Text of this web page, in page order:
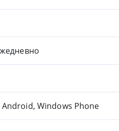
Android, Windows Phone